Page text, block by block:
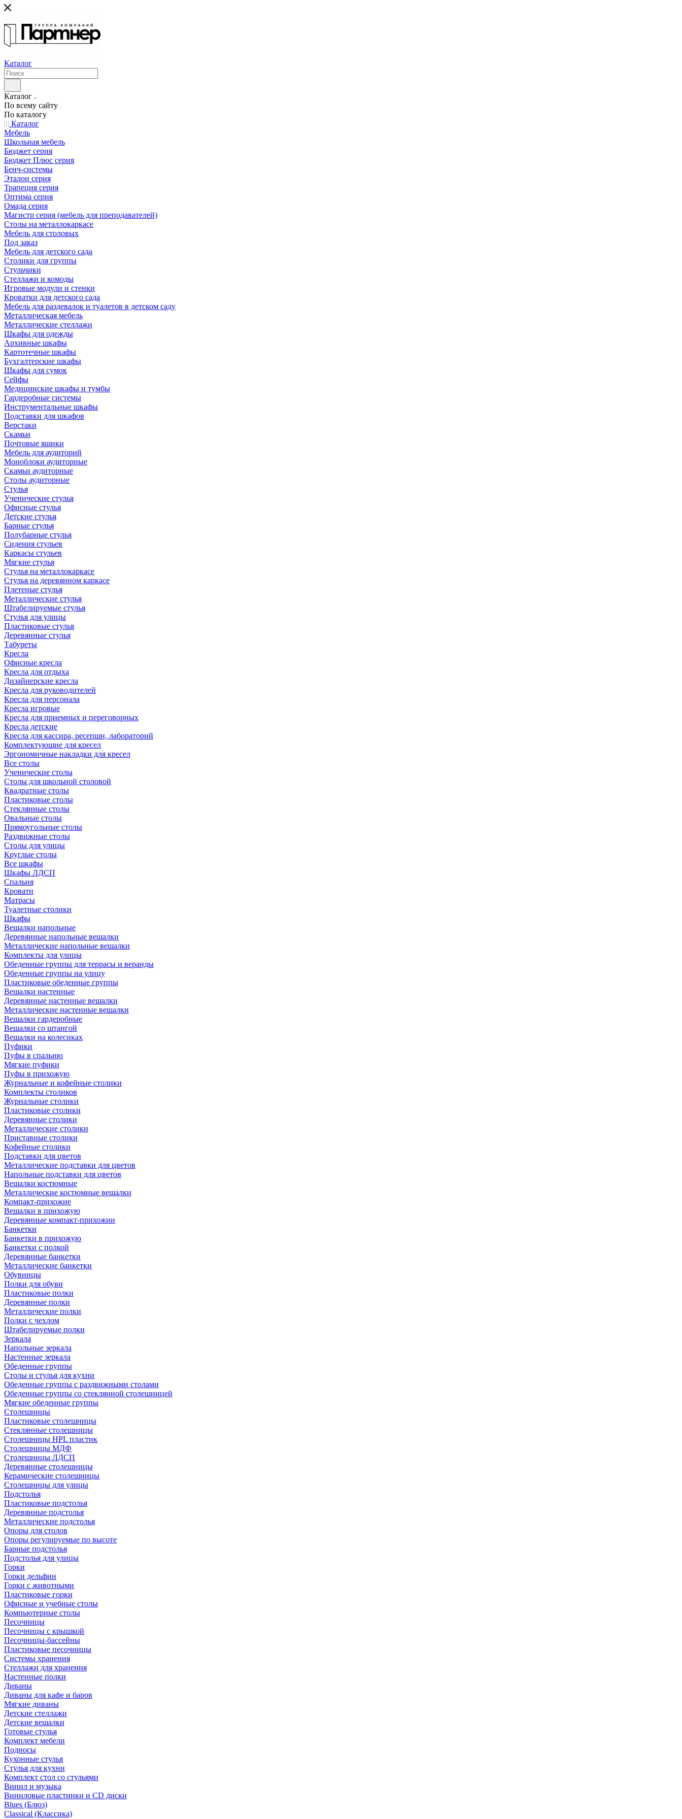
Каталог
Каталог
По всему сайту
По каталогу
Каталог
Мебель
Школьная мебель
Бюджет серия
Бюджет Плюс серия
Бенч-системы
Эталон серия
Трапеция серия
Оптима серия
Омада серия
Магистр серия (мебель для преподавателей)
Столы на металлокаркасе
Мебель для столовых
Под заказ
Мебель для детского сада
Столики для группы
Стульчики
Стеллажи и комоды
Игровые модули и стенки
Кроватки для детского сада
Мебель для раздевалок и туалетов в детском саду
Металлическая мебель
Металлические стеллажи
Шкафы для одежды
Архивные шкафы
Картотечные шкафы
Бухгалтерские шкафы
Шкафы для сумок
Сейфы
Медицинские шкафы и тумбы
Гардеробные системы
Инструментальные шкафы
Подставки для шкафов
Верстаки
Скамьи
Почтовые ящики
Мебель для аудиторий
Моноблоки аудиторные
Скамьи аудиторные
Столы аудиторные
Стулья
Ученические стулья
Офисные стулья
Детские стулья
Барные стулья
Полубарные стулья
Сидения стульев
Каркасы стульев
Мягкие стулья
Стулья на металлокаркасе
Стулья на деревянном каркасе
Плетеные стулья
Металлические стулья
Штабелируемые стулья
Стулья для улицы
Пластиковые стулья
Деревянные стулья
Табуреты
Кресла
Офисные кресла
Кресла для отдыха
Дизайнерские кресла
Кресла для руководителей
Кресла для персонала
Кресла игровые
Кресла для приемных и переговорных
Кресла детские
Кресла для кассира, ресепшн, лабораторий
Комплектующие для кресел
Эргономичные накладки для кресел
Все столы
Ученические столы
Столы для школьной столовой
Квадратные столы
Пластиковые столы
Стеклянные столы
Овальные столы
Прямоугольные столы
Раздвижные столы
Столы для улицы
Круглые столы
Все шкафы
Шкафы ЛДСП
Спальня
Кровати
Матрасы
Туалетные столики
Шкафы
Вешалки напольные
Деревянные напольные вешалки
Металлические напольные вешалки
Комплекты для улицы
Обеденные группы для террасы и веранды
Обеденные группы на улицу
Пластиковые обеденные группы
Вешалки настенные
Деревянные настенные вешалки
Металлические настенные вешалки
Вешалки гардеробные
Вешалки со штангой
Вешалки на колесиках
Пуфики
Пуфы в спальню
Мягкие пуфики
Пуфы в прихожую
Журнальные и кофейные столики
Комплекты столиков
Журнальные столики
Пластиковые столики
Деревянные столики
Металлические столики
Приставные столики
Кофейные столики
Подставки для цветов
Металлические подставки для цветов
Напольные подставки для цветов
Вешалки костюмные
Металлические костюмные вешалки
Компакт-прихожие
Вешалки в прихожую
Деревянные компакт-прихожии
Банкетки
Банкетки в прихожую
Банкетки с полкой
Деревянные банкетки
Металлические банкетки
Обувницы
Полки для обуви
Пластиковые полки
Деревянные полки
Металлические полки
Полки с чехлом
Штабелируемые полки
Зеркала
Напольные зеркала
Настенные зеркала
Обеденные группы
Столы и стулья для кухни
Обеденные группы с раздвижными столами
Обеденные группы со стеклянной столешницей
Мягкие обеденные группы
Столешницы
Пластиковые столешницы
Стеклянные столешницы
Столешницы HPL пластик
Столешницы МДФ
Столешницы ЛДСП
Деревянные столешницы
Керамические столешницы
Столешницы для улицы
Подстолья
Пластиковые подстолья
Деревянные подстолья
Металлические подстолья
Опоры для столов
Опоры регулируемые по высоте
Барные подстолья
Подстолья для улицы
Горки
Горки дельфин
Горки с животными
Пластиковые горки
Офисные и учебные столы
Компьютерные столы
Песочницы
Песочницы с крышкой
Песочницы-бассейны
Пластиковые песочницы
Системы хранения
Стеллажи для хранения
Настенные полки
Диваны
Диваны для кафе и баров
Мягкие диваны
Детские стеллажи
Детские вешалки
Готовые стулья
Комплект мебели
Подносы
Кухонные стулья
Стулья для кухни
Комплект стол со стульями
Винил и музыка
Виниловые пластинки и CD диски
Blues (Блюз)
Classical (Классика)